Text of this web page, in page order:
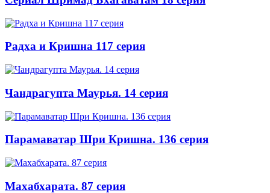
Радха и Кришна 117 серия
Чандрагупта Маурья. 14 серия
Парамаватар Шри Кришна. 136 серия
Махабхарата. 87 серия